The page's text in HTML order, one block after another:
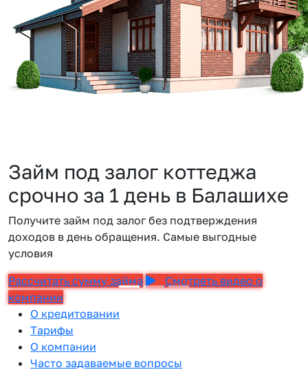
Займ под залог коттеджа
срочно за 1 день в Балашихе
Получите займ под залог без подтверждения
доходов в день обращения. Самые выгодные
условия
Рассчитать сумму займа
Смотреть видео о
компании
О кредитовании
Тарифы
О компании
Часто задаваемые вопросы